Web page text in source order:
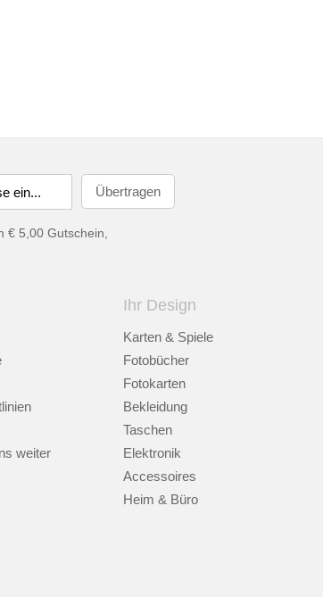
€ 5,00 Gutschein,
weiter
Ihr Design
Karten & Spiele
Fotobücher
Fotokarten
Bekleidung
Taschen
Elektronik
Accessoires
Heim & Büro